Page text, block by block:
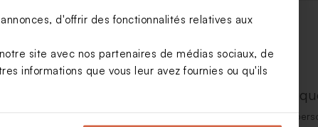
d'offrir des fonctionnalités relatives aux
site avec nos partenaires de médias sociaux, de
informations que vous leur avez fournies ou qu'ils
joyeux et pratique
votre contenant à dragées en
Tadaaz, chaque détail compte. C’est pourquoi notre outil de